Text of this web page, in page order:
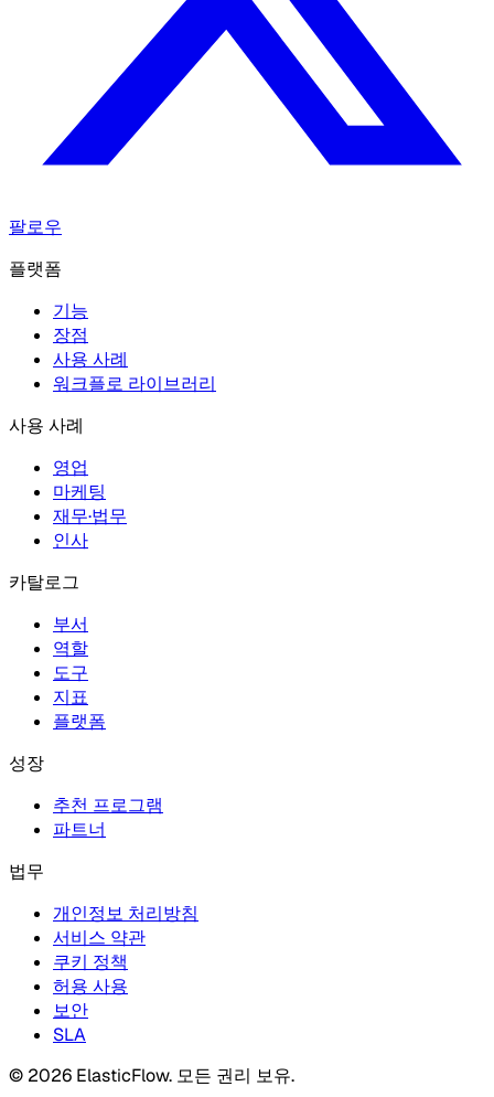
팔로우
플랫폼
기능
장점
사용 사례
워크플로 라이브러리
사용 사례
영업
마케팅
재무·법무
인사
카탈로그
부서
역할
도구
지표
플랫폼
성장
추천 프로그램
파트너
법무
개인정보 처리방침
서비스 약관
쿠키 정책
허용 사용
보안
SLA
© 2026 ElasticFlow. 모든 권리 보유.